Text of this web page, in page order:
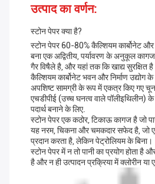
उत्पाद का वर्णन:
स्टोन पेपर क्या है?
स्टोन पेपर 60-80% कैल्शियम कार्बोनेट
बना एक अद्वितीय, पर्यावरण के अनुकूल
गैर विषैले है, और यहां तक कि खाद्य सुरक्षित
कैल्शियम कार्बोनेट भवन और निर्माण उद्योग
अपशिष्ट सामग्री के रूप में एकत्र किए गए
एचडीपीई (उच्च घनत्व वाले पॉलीइथिलीन)
पदार्थ बनाने के लिए.
स्टोन पेपर एक कठोर, टिकाऊ कागज है जो
यह नरम, चिकना और चमकदार सफेद है, जो
प्रदान करता है, लेकिन पेट्रोलियम के बिना।
स्टोन पेपर में न तो पानी का प्रयोग होता है
है और न ही उत्पादन प्रक्रिया में क्लोरीन या